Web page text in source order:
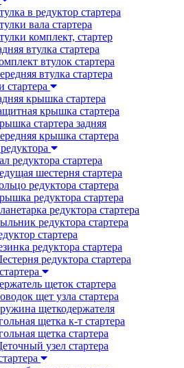
в редуктор стартера
вала стартера
комплект, стартер
втулка стартера
втулок стартера
втулка стартера
крышка стартера
крышка стартера
стартера задняя
крышка стартера
редуктора стартера
шестерня стартера
редуктора стартера
редуктора стартера
редуктора стартера
редуктора стартера
стартера
редуктора стартера
редуктора стартера
щеток стартера
щет узла стартера
щеткодержателя
щетка к-т стартера
щетка стартера
узел стартера